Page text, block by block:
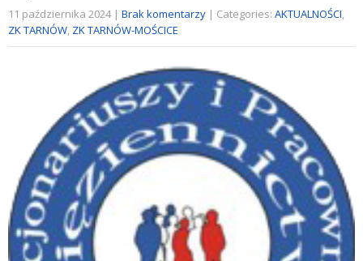
11 października 2024 | Brak komentarzy | Categories: AKTUALNOŚCI
ZK TARNÓW ZK TARNÓW-MOŚCICE